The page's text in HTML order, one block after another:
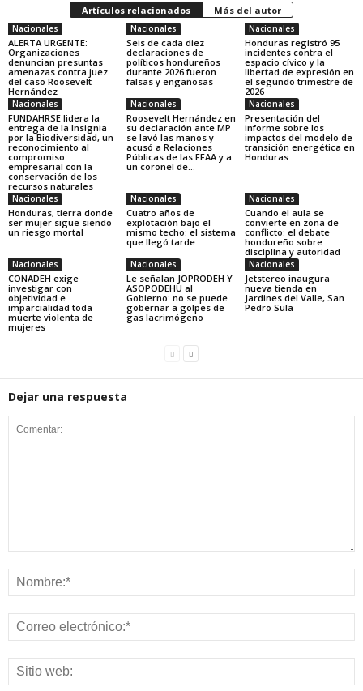
Artículos relacionados Más del autor
Nacionales
ALERTA URGENTE:
Organizaciones
denuncian presuntas
amenazas contra juez
del caso Roosevelt
Hernández
Nacionales
Seis de cada diez
declaraciones de
políticos hondureños
durante 2026 fueron
falsas y engañosas
Nacionales
Honduras registró 95
incidentes contra el
espacio cívico y la
libertad de expresión en
el segundo trimestre de
2026
Nacionales
FUNDAHRSE lidera la
entrega de la Insignia
por la Biodiversidad, un
reconocimiento al
compromiso
empresarial con la
conservación de los
recursos naturales
Nacionales
Roosevelt Hernández en
su declaración ante MP
se lavó las manos y
acusó a Relaciones
Públicas de las FFAA y a
un coronel de...
Nacionales
Presentación del
informe sobre los
impactos del modelo de
transición energética en
Honduras
Nacionales
Honduras, tierra donde
ser mujer sigue siendo
un riesgo mortal
Nacionales
Cuatro años de
explotación bajo el
mismo techo: el sistema
que llegó tarde
Nacionales
Cuando el aula se
convierte en zona de
conflicto: el debate
hondureño sobre
disciplina y autoridad
Nacionales
CONADEH exige
investigar con
objetividad e
imparcialidad toda
muerte violenta de
mujeres
Nacionales
Le señalan JOPRODEH Y
ASOPODEHU al
Gobierno: no se puede
gobernar a golpes de
gas lacrimógeno
Nacionales
Jetstereo inaugura
nueva tienda en
Jardines del Valle, San
Pedro Sula
Dejar una respuesta